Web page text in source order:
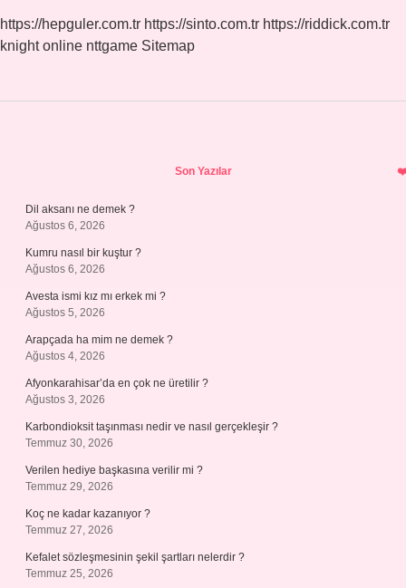
https://hepguler.com.tr https://sinto.com.tr https://riddick.com.tr
knight online nttgame Sitemap
Son Yazılar
Dil aksanı ne demek ?
Ağustos 6, 2026
Kumru nasıl bir kuştur ?
Ağustos 6, 2026
Avesta ismi kız mı erkek mi ?
Ağustos 5, 2026
Arapçada ha mim ne demek ?
Ağustos 4, 2026
Afyonkarahisar’da en çok ne üretilir ?
Ağustos 3, 2026
Karbondioksit taşınması nedir ve nasıl gerçekleşir ?
Temmuz 30, 2026
Verilen hediye başkasına verilir mi ?
Temmuz 29, 2026
Koç ne kadar kazanıyor ?
Temmuz 27, 2026
Kefalet sözleşmesinin şekil şartları nelerdir ?
Temmuz 25, 2026